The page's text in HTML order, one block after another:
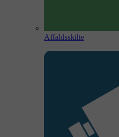
Affaldsskilte